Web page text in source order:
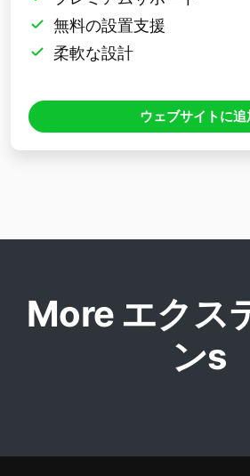
無料の設置支援
柔軟な設計
ウェブサイトに追
More エクス
ンs